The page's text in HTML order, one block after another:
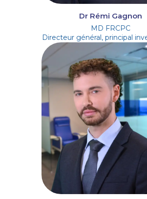
Dr Rémi Gagnon
MD FRCPC
Directeur général, principal